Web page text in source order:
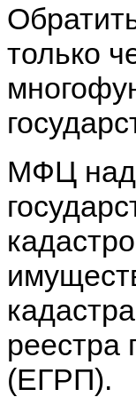
только
МФЦ
реестра
(ЕГРП).